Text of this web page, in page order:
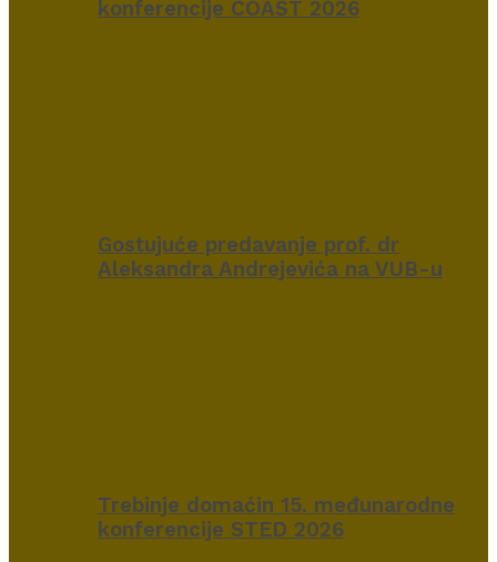
konferencije COAST 2026
Gostujuće predavanje prof. dr
Aleksandra Andrejevića na VUB-u
Trebinje domaćin 15. međunarodne
konferencije STED 2026